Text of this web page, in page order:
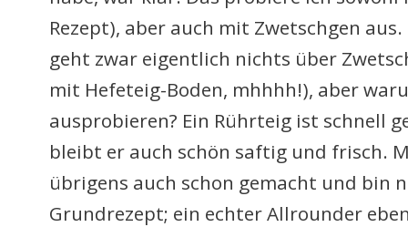
Rezept), aber auch mit Zwetschgen
geht zwar eigentlich nichts über
mit Hefeteig-Boden, mhhhh!), aber
ausprobieren? Ein Rührteig ist schnell
bleibt er auch schön saftig und frisch.
übrigens auch schon gemacht und bin
Grundrezept; ein echter Allrounder